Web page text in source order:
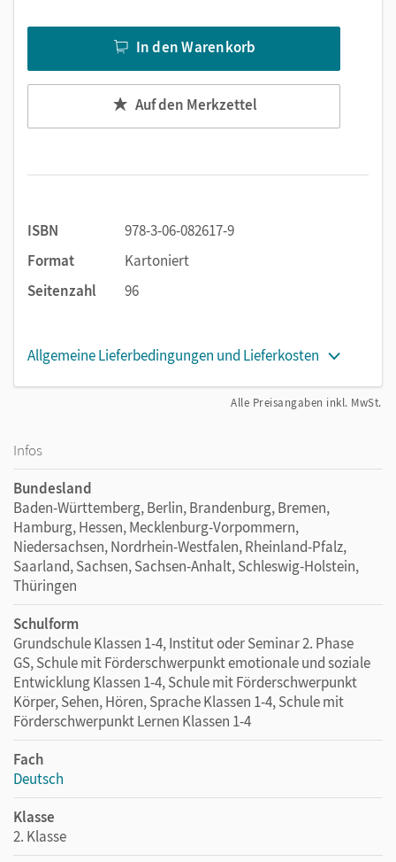
In den Warenkorb
Auf den Merkzettel
ISBN
978-3-06-082617-9
Format
Kartoniert
Seitenzahl
96
Allgemeine Lieferbedingungen und Lieferkosten
Alle Preisangaben inkl. MwSt.
Infos
Bundesland
Baden-Württemberg, Berlin, Brandenburg, Bremen,
Hamburg, Hessen, Mecklenburg-Vorpommern,
Niedersachsen, Nordrhein-Westfalen, Rheinland-Pfalz,
Saarland, Sachsen, Sachsen-Anhalt, Schleswig-Holstein,
Thüringen
Schulform
Grundschule Klassen 1-4, Institut oder Seminar 2. Phase
GS, Schule mit Förderschwerpunkt emotionale und soziale
Entwicklung Klassen 1-4, Schule mit Förderschwerpunkt
Körper, Sehen, Hören, Sprache Klassen 1-4, Schule mit
Förderschwerpunkt Lernen Klassen 1-4
Fach
Deutsch
Klasse
2. Klasse